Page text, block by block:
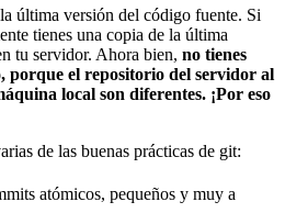
última versión del código fuente. Si
tienes una copia de la última
tu servidor. Ahora bien, no tienes
porque el repositorio del servidor al
local son diferentes. ¡Por eso
de las buenas prácticas de git:
atómicos, pequeños y muy a